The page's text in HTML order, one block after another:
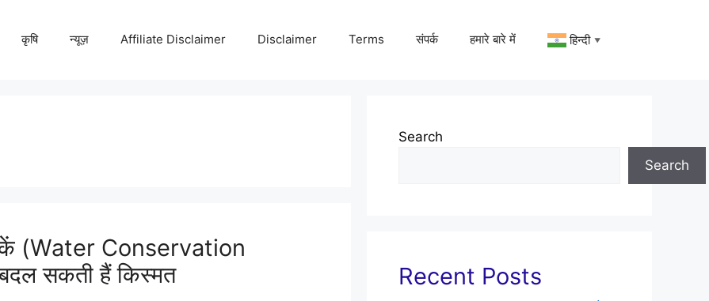
कृषि न्यूज़ Affiliate Disclaimer Disclaimer Terms संपर्क हमारे बारे में हिन्दी ▼
(Water Conservation
सकती हैं किस्मत
Search
Search
Recent Posts